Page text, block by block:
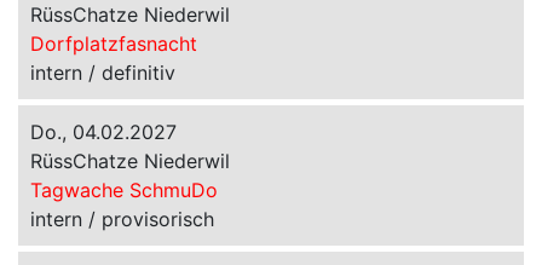
RüssChatze Niederwil
Dorfplatzfasnacht
intern / definitiv
Do., 04.02.2027
RüssChatze Niederwil
Tagwache SchmuDo
intern / provisorisch